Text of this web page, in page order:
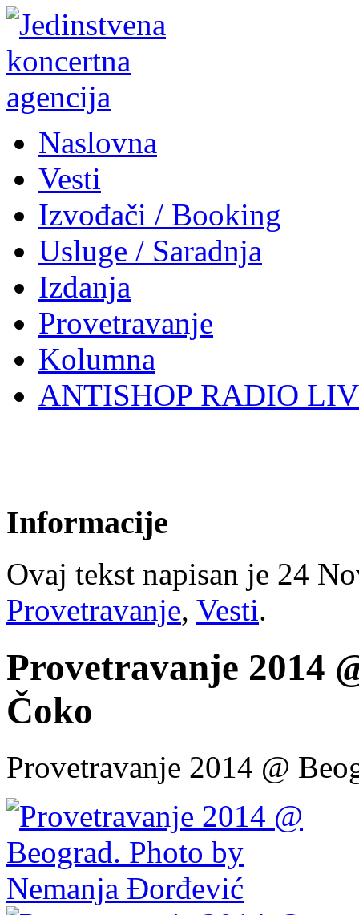
Naslovna
Vesti
Izvođači / Booking
Usluge / Saradnja
Izdanja
Provetravanje
Kolumna
ANTISHOP RADIO
Informacije
Ovaj tekst napisan je 24
Provetravanje, Vesti.
Provetravanje 2014
Čoko
Provetravanje 2014 @